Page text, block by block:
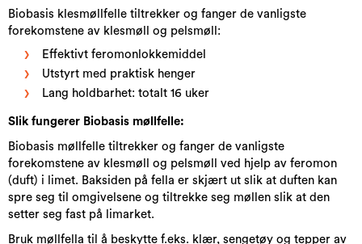
Biobasis klesmøllfelle tiltrekker og fanger de vanligste
forekomstene av klesmøll og pelsmøll:
Effektivt feromonlokkemiddel
Utstyrt med praktisk henger
Lang holdbarhet: totalt 16 uker
Slik fungerer Biobasis møllfelle:
Biobasis møllfelle tiltrekker og fanger de vanligste
forekomstene av klesmøll og pelsmøll ved hjelp av feromon
(duft) i limet. Baksiden på fella er skjært ut slik at duften kan
spre seg til omgivelsene og tiltrekke seg møllen slik at den
setter seg fast på limarket.
Bruk møllfella til å beskytte f.eks. klær, sengetøy og tepper av